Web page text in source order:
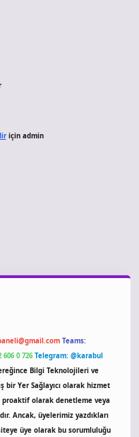
için admin
Teams:
0 726 Telegram: @karabul
Bilgi Teknolojileri ve
bir Yer Sağlayıcı olarak hizmet
olarak denetleme veya
Ancak, üyelerimiz yazdıkları
üye olarak bu sorumluluğu